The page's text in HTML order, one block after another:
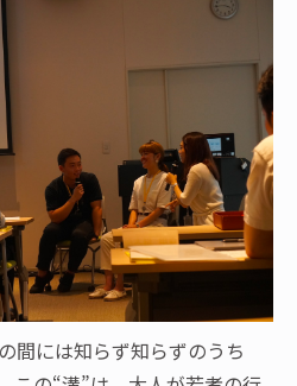
間には知らず知らずのうち